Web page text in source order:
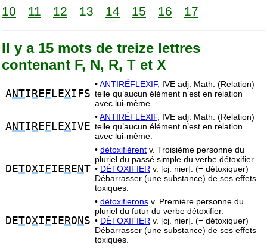
10
11 12 13 14 15 16 17
Il y a 15 mots de treize lettres
contenant F, N, R, T et X
ANTI RE F LEXIFS
•ANTIRÉFLEXIF, IVE adj. Math. (Relation)
telle qu’aucun élément n’est en relation
avec lui-même.
ANTI RE F LEXIVE
•ANTIRÉFLEXIF, IVE adj. Math. (Relation)
telle qu’aucun élément n’est en relation
avec lui-même.
DETOXI FIE RE NT
• détoxifièrent v. Troisième personne du
pluriel du passé simple du verbe détoxifier.
• DÉTOXIFIER v. [cj. nier]. (= détoxiquer)
Débarrasser (une substance) de ses effets
toxiques.
DETOXI FIE RO N S
• détoxifierons v. Première personne du
pluriel du futur du verbe détoxifier.
• DÉTOXIFIER v. [cj. nier]. (= détoxiquer)
Débarrasser (une substance) de ses effets
toxiques.